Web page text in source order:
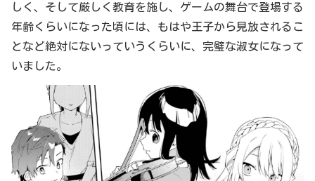
しく、そして厳しく教育を施し、ゲームの舞台で登場する
年齢くらいになった頃には、もはや王子から見放されるこ
となど絶対にないっていうくらいに、完璧な淑女になって
いました。